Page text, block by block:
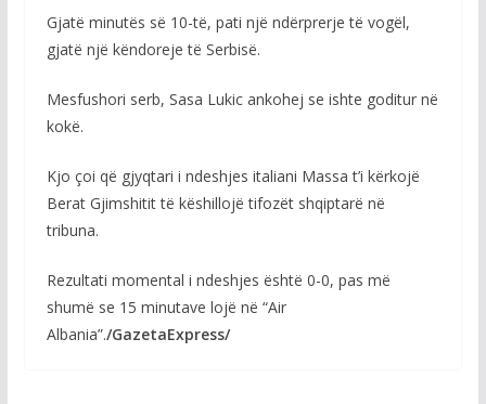
Gjatë minutës së 10-të, pati një ndërprerje të vogël,
gjatë një këndoreje të Serbisë.
Mesfushori serb, Sasa Lukic ankohej se ishte goditur në
kokë.
Kjo çoi që gjyqtari i ndeshjes italiani Massa t’i kërkojë
Berat Gjimshitit të këshillojë tifozët shqiptarë në
tribuna.
Rezultati momental i ndeshjes është 0-0, pas më
shumë se 15 minutave lojë në “Air
Albania”./GazetaExpress/